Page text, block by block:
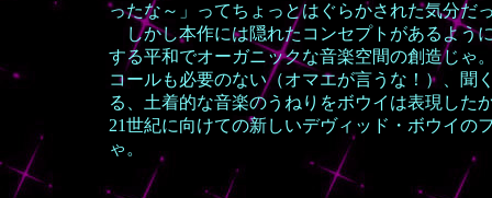
ったな～」ってちょっとはぐらかされた気分
しかし本作には隠れたコンセプトがあるよう
する平和でオーガニックな音楽空間の創造じ
コールも必要のない（オマエが言うな！）、聞
る、土着的な音楽のうねりをボウイは表現し
21世紀に向けての新しいデヴィッド・ボウイの
ゃ。